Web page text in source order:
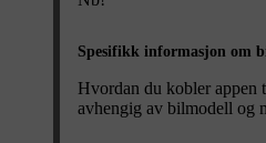
Spesifikk informasjon om
Hvordan du kobler appen
avhengig av bilmodell og